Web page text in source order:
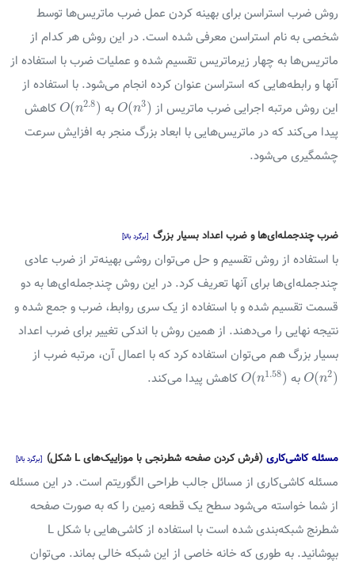
روش ضرب استراسن برای بهینه کردن عمل ضرب ماتریس‌ها توسط
شخصی به نام استراسن معرفی شده است. در این روش هر کدام از
ماتریس‌ها به چهار زیرماتریس تقسیم شده و عملیات ضرب با استفاده از
آنها و رابطه‌هایی که استراسن عنوان کرده انجام می‌شود. با استفاده از
این روش مرتبه اجرایی ضرب ماتریس از
O(n 3)
O (n ) به O(n2.8 )
O (n2.8
کاهش
پیدا می‌کند که در ماتریس‌هایی با ابعاد بزرگ منجر به افزایش سرعت
چشمگیری می‌شود.
ضرب چندجمله‌ای‌ها و ضرب اعداد بسیار بزرگ [برگرد بالا]
با استفاده از روش تقسیم و حل می‌توان روشی بهینه‌تر از ضرب عادی
چندجمله‌ای‌ها برای آنها تعریف کرد. در این روش چند‌جمله‌ای‌ها به دو
قسمت تقسیم شده و با استفاده از یک سری روابط، ضرب و جمع شده و
نتیجه نهایی را می‌دهند. از همین روش با اندکی تغییر برای ضرب اعداد
بسیار بزرگ هم می‌توان استفاده کرد که با اعمال آن، مرتبه ضرب از
O(n
O (n به O(n1.58 )
O (n1.58 ) کاهش پیدا می‌کند.
مسئله کاشی‌کاری(فرش کردن صفحه شطرنجی با موزاییک‌های L شکل) [برگرد بالا]
مسئله کاشی‌کاری از مسائل جالب طراحی الگوریتم است. در این مسئله
از شما خواسته می‌شود سطح یک قطعه زمین را که به صورت صفحه
شطرنج شبکه‌بندی شده است با استفاده از کاشی‌هایی با شکل L
بپوشانید. به طوری که خانه خاصی از این شبکه خالی بماند. می‌توان